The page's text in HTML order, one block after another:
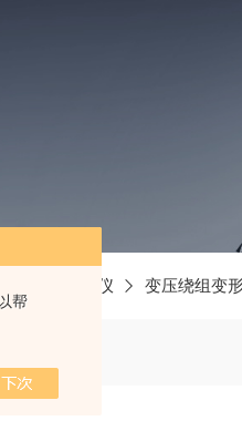
帮
变压器测试仪 变压绕组变